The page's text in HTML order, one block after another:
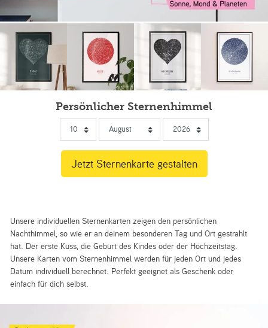
Persönlicher Sternenhimmel
Unsere individuellen Sternenkarten zeigen den persönlichen
Nachthimmel, so wie er an deinem besonderen Tag und Ort gestrahlt
hat. Der erste Kuss, die Geburt des Kindes oder der Hochzeitstag.
Unsere Karten vom Sternenhimmel werden für jeden Ort und jedes
Datum individuell berechnet. Perfekt geeignet als Geschenk oder
einfach für dich selbst.